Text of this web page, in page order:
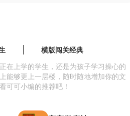
横版闯关经典
在上学的学生，还是为孩子学习操心的
能够更上一层楼，随时随地增加你的文
可可小编的推荐吧！